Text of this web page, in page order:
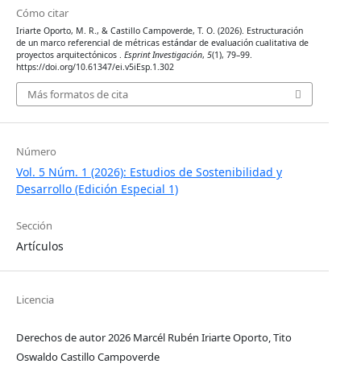
Cómo citar
Iriarte Oporto, M. R., & Castillo Campoverde, T. O. (2026). Estructuración
de un marco referencial de métricas estándar de evaluación cualitativa de
proyectos arquitectónicos . Esprint Investigación, 5(1), 79–99.
https://doi.org/10.61347/ei.v5iEsp.1.302
Más formatos de cita
Número
Vol. 5 Núm. 1 (2026): Estudios de Sostenibilidad y
Desarrollo (Edición Especial 1)
Sección
Artículos
Licencia
Derechos de autor 2026 Marcél Rubén Iriarte Oporto, Tito
Oswaldo Castillo Campoverde